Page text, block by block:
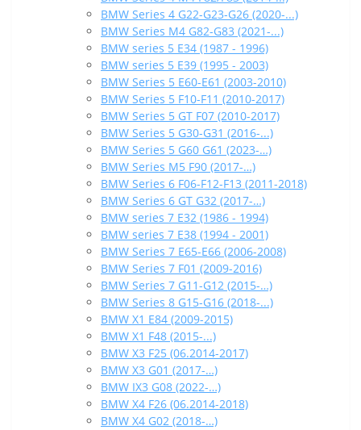
BMW Series 4 G22-G23-G26 (2020-...)
BMW Series M4 G82-G83 (2021-...)
BMW series 5 E34 (1987 - 1996)
BMW series 5 E39 (1995 - 2003)
BMW Series 5 E60-E61 (2003-2010)
BMW Series 5 F10-F11 (2010-2017)
BMW Series 5 GT F07 (2010-2017)
BMW Series 5 G30-G31 (2016-...)
BMW Series 5 G60 G61 (2023-…)
BMW Series M5 F90 (2017-…)
BMW Series 6 F06-F12-F13 (2011-2018)
BMW Series 6 GT G32 (2017-…)
BMW series 7 E32 (1986 - 1994)
BMW series 7 E38 (1994 - 2001)
BMW Series 7 E65-E66 (2006-2008)
BMW Series 7 F01 (2009-2016)
BMW Series 7 G11-G12 (2015-…)
BMW Series 8 G15-G16 (2018-...)
BMW X1 E84 (2009-2015)
BMW X1 F48 (2015-...)
BMW X3 F25 (06.2014-2017)
BMW X3 G01 (2017-…)
BMW IX3 G08 (2022-…)
BMW X4 F26 (06.2014-2018)
BMW X4 G02 (2018-…)